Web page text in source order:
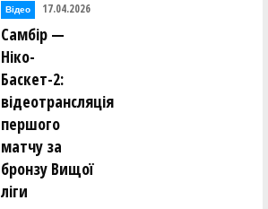
Відео 17.04.2026
Самбір —
Ніко-
Баскет-2:
відеотрансляція
першого
матчу за
бронзу Вищої
ліги